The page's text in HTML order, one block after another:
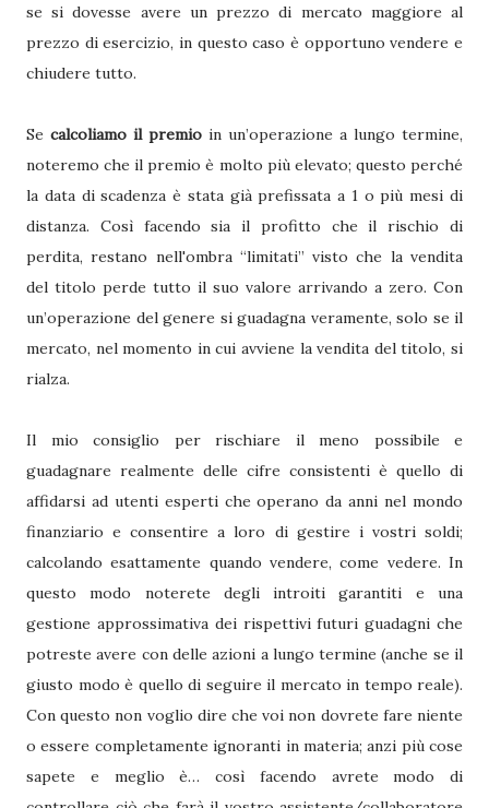
se si dovesse avere un prezzo di mercato maggiore al
prezzo di esercizio, in questo caso è opportuno vendere e
chiudere tutto.
Se calcoliamo il premio in un’operazione a lungo termine,
noteremo che il premio è molto più elevato; questo perché
la data di scadenza è stata già prefissata a 1 o più mesi di
distanza. Così facendo sia il profitto che il rischio di
perdita, restano nell'ombra “limitati” visto che la vendita
del titolo perde tutto il suo valore arrivando a zero. Con
un’operazione del genere si guadagna veramente, solo se il
mercato, nel momento in cui avviene la vendita del titolo, si
rialza.
Il mio consiglio per rischiare il meno possibile e
guadagnare realmente delle cifre consistenti è quello di
affidarsi ad utenti esperti che operano da anni nel mondo
finanziario e consentire a loro di gestire i vostri soldi;
calcolando esattamente quando vendere, come vedere. In
questo modo noterete degli introiti garantiti e una
gestione approssimativa dei rispettivi futuri guadagni che
potreste avere con delle azioni a lungo termine (anche se il
giusto modo è quello di seguire il mercato in tempo reale).
Con questo non voglio dire che voi non dovrete fare niente
o essere completamente ignoranti in materia; anzi più cose
sapete e meglio è… così facendo avrete modo di